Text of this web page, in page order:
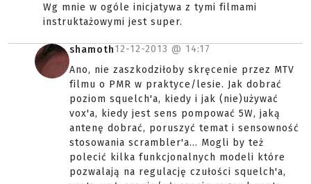
Wg mnie w ogóle inicjatywa z tymi filmami
instruktażowymi jest super.
shamoth12-12-2013 @ 14:17
Ano, nie zaszkodziłoby skręcenie przez MTV
filmu o PMR w praktyce/lesie. Jak dobrać
poziom squelch'a, kiedy i jak (nie)używać
vox'a, kiedy jest sens pompować 5W, jaką
antenę dobrać, poruszyć temat i sensowność
stosowania scrambler'a... Mogli by też
polecić kilka funkcjonalnych modeli które
pozwalają na regulację czułości squelch'a,